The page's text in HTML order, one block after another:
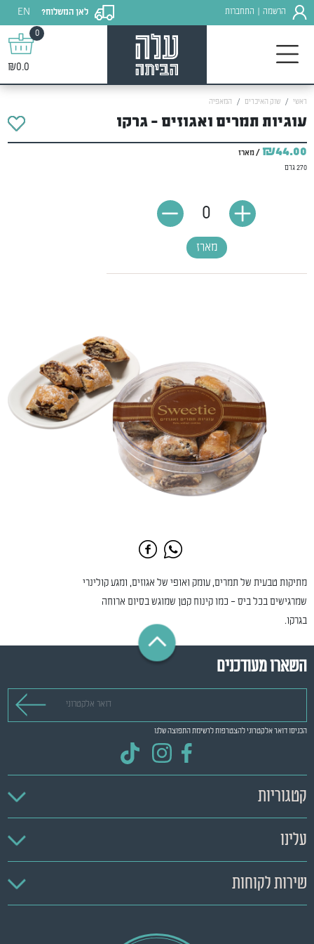
הרשמה התחברות לאן המשלוח?
EN
0
₪0.0
ראשי שוק האיכרים המאפיה
עוגיות תמרים ואגוזים - גרקו
₪44.00 / מארז
270 גרם
מארז
0
מתיקות טבעית של תמרים, עומק ואופי של אגוזים, ומגע קולינרי
שמרגישים בכל ביס – כמו קינוח קטן שמוגש בסיום ארוחה
בגרקו.
השארו מעודכנים
הכניסו דואר אלקטרוני להצטרפות לרשימת התפוצה שלנו
קטגוריות
עלינו
שירות לקוחות